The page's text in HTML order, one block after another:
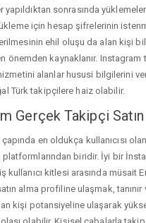
yapıldıktan sonrasında yüklemeler
için hesap şifrelerinin
ehil oluşu da alan kişi
önemden kaynaklanır. Instagram
alanlar hususi bilgilerini
Türk takipçilere haiz olabilir.
Gerçek Takipçi
en oldukça kullanıcısı olan
biridir. İyi bir
kullanıcı kitlesi arasında müsait
alma profiline ulaşmak, tanınır
kişi potansiyeline ulaşarak